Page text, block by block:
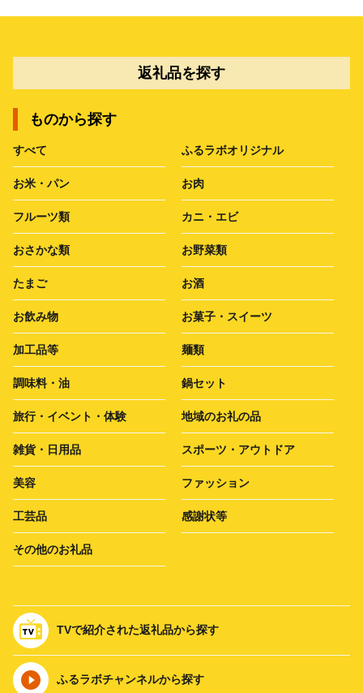
返礼品を探す
ものから探す
すべて ふるラボオリジナル
お米・パン お肉
フルーツ類 カニ・エビ
おさかな類 お野菜類
たまご お酒
お飲み物 お菓子・スイーツ
加工品等 麺類
調味料・油 鍋セット
旅行・イベント・体験 地域のお礼の品
雑貨・日用品 スポーツ・アウトドア
美容 ファッション
工芸品 感謝状等
その他のお礼品
TVで紹介された返礼品から探す
ふるラボチャンネルから探す